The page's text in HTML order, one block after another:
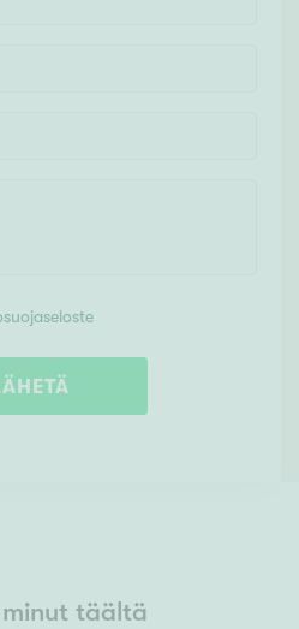
täältä